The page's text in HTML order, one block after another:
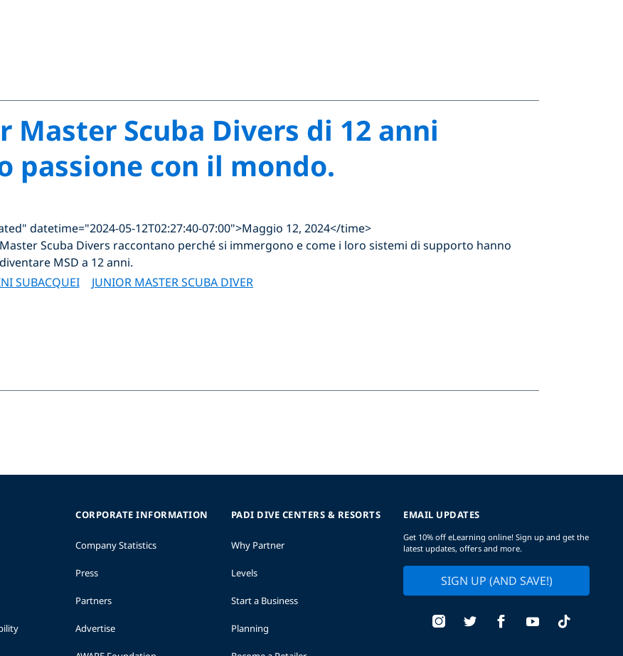
Master Scuba Divers di 12 anni
passione con il mondo.
datetime="2024-05-12T02:27:40-07:00">Maggio 12, 2024</time>
Scuba Divers raccontano perché si immergono e come i loro sistemi di supporto hanno
MSD a 12 anni.
SUBACQUEI JUNIOR MASTER SCUBA DIVER
EMAIL UPDATES
Get 10% off eLearning online! Sign up and get the
latest updates, offers and more.
SIGN UP (AND SAVE!)
CORPORATE INFORMATION
Company Statistics
Press
Partners
Advertise
PADI DIVE CENTERS & RESORTS
Why Partner
Levels
Start a Business
Planning